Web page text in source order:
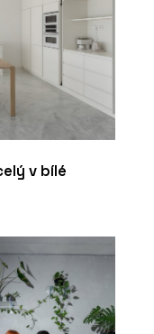
v bílé